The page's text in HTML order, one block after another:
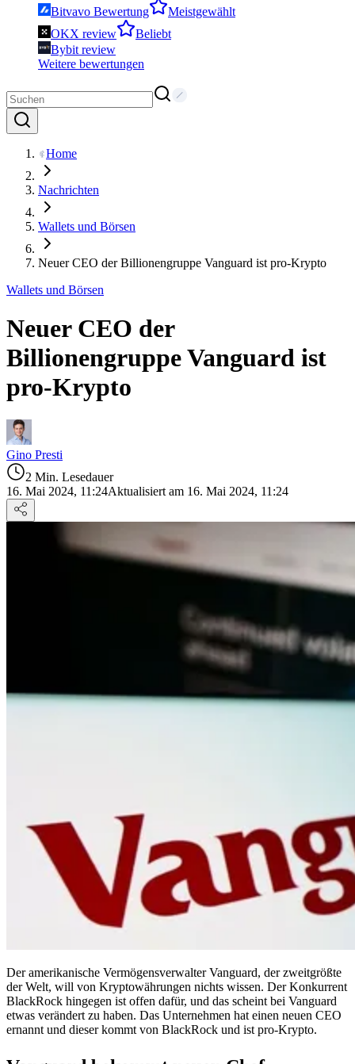
Bitvavo Bewertung
Meistgewählt
OKX review
Beliebt
Bybit review
Weitere bewertungen
Home
Nachrichten
Wallets und Börsen
Neuer CEO der Billionengruppe Vanguard ist pro-Krypto
Wallets und Börsen
Neuer CEO der
Billionengruppe Vanguard ist
pro-Krypto
Gino Presti
2 Min. Lesedauer
16. Mai 2024, 11:24Aktualisiert am 16. Mai 2024, 11:24
Der amerikanische Vermögensverwalter Vanguard, der zweitgrößte
der Welt, will von Kryptowährungen nichts wissen. Der Konkurrent
BlackRock hingegen ist offen dafür, und das scheint bei Vanguard
etwas verändert zu haben. Das Unternehmen hat einen neuen CEO
ernannt und dieser kommt von BlackRock und ist pro-Krypto.